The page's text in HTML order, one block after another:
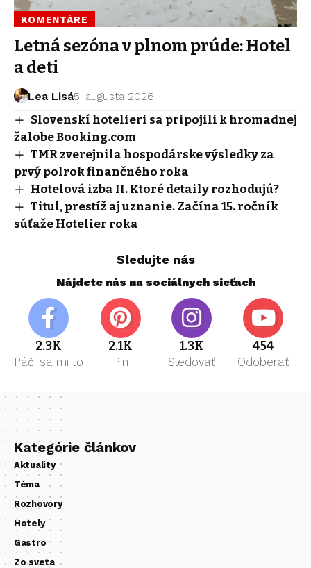
KOMENTÁRE
Letná sezóna v plnom prúde: Hotel
a deti
Lea Lisá5. augusta 2026
Slovenskí hotelieri sa pripojili k hromadnej
žalobe Booking.com
TMR zverejnila hospodárske výsledky za
prvý polrok finančného roka
Hotelová izba II. Ktoré detaily rozhodujú?
Titul, prestíž aj uznanie. Začína 15. ročník
súťaže Hotelier roka
Sledujte nás
Nájdete nás na sociálnych sieťach
2.3K
Páči sa mi to
2.1K
Pin
1.3K
Sledovať
454
Odoberať
Kategórie článkov
Aktuality
Téma
Rozhovory
Hotely
Gastro
Zo sveta